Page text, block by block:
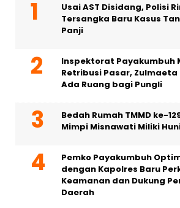
Usai AST Disidang, Polisi
Tersangka Baru Kasus
Panji
Inspektorat Payakumbuh
Retribusi Pasar,
Ada Ruang bagi Pungli
Bedah Rumah TMMD ke-
Mimpi Misnawati Miliki
Pemko Payakumbuh
dengan Kapolres Baru
Keamanan dan Dukung
Daerah